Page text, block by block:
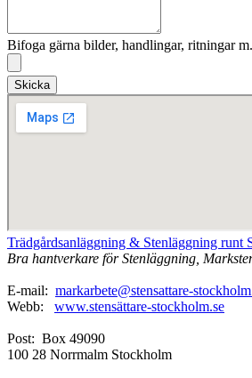
Bifoga gärna bilder, handlingar, ritningar
Skicka
Trädgårdsanläggning & Stenläggning runt
Bra hantverkare för Stenläggning,
E-mail: markarbete@stensattare-
Webb: www.stensättare-stockholm.se
Post: Box 49090
100 28 Norrmalm Stockholm